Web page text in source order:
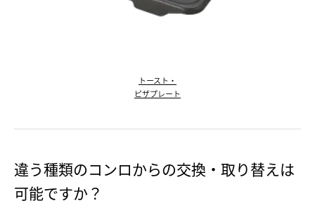
トースト・
ピザプレート
違う種類のコンロからの交換・取り替えは
可能ですか？